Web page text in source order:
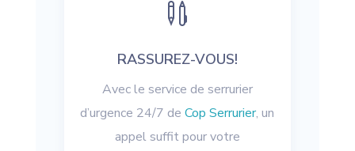

RASSUREZ-VOUS!
Avec le service de serrurier
d’urgence 24/7 deCop Serrurier, un
appel suffit pour votre